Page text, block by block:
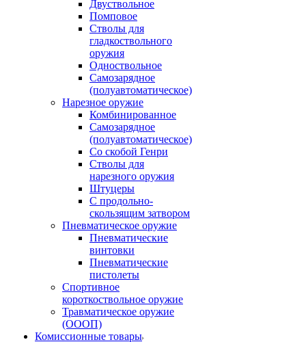
Двуствольное
Помповое
Стволы для
гладкоствольного
оружия
Одноствольное
Самозарядное
(полуавтоматическое)
Нарезное оружие
Комбинированное
Самозарядное
(полуавтоматическое)
Со скобой Генри
Стволы для
нарезного оружия
Штуцеры
С продольно-
скользящим затвором
Пневматическое оружие
Пневматические
винтовки
Пневматические
пистолеты
Спортивное
короткоствольное оружие
Травматическое оружие
(ОООП)
Комиссионные товары